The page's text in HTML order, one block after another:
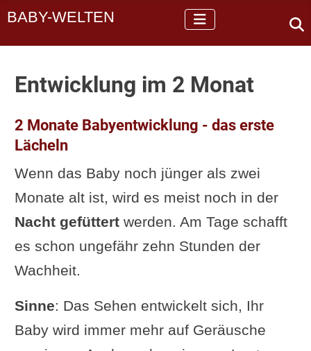
BABY-WELTEN
Entwicklung im 2 Monat
2 Monate Babyentwicklung - das erste
Lächeln
Wenn das Baby noch jünger als zwei
Monate alt ist, wird es meist noch in der
Nacht gefüttertwerden. Am Tage schafft
es schon ungefähr zehn Stunden der
Wachheit.
Sinne: Das Sehen entwickelt sich, Ihr
Baby wird immer mehr auf Geräusche